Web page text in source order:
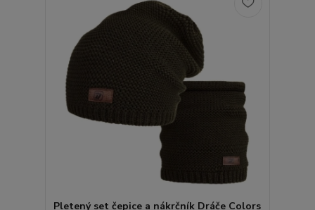
Pletený set čepice a nákrčník Dráče Colors